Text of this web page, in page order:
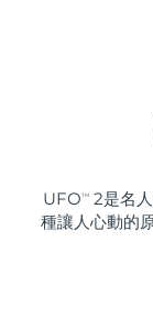
UFO TM
2是名
種讓人心動的